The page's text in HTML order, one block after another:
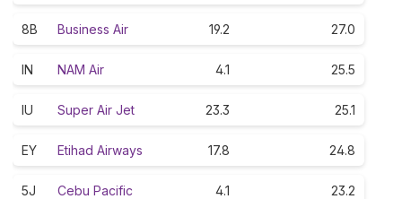
8B Business Air 19.2 27.0
IN NAM Air 4.1 25.5
IU Super Air Jet 23.3 25.1
EY Etihad Airways 17.8 24.8
5J Cebu Pacific 4.1 23.2